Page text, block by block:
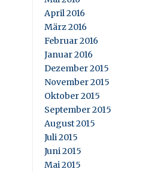
April 2016
März 2016
Februar 2016
Januar 2016
Dezember 2015
November 2015
Oktober 2015
September 2015
August 2015
Juli 2015
Juni 2015
Mai 2015